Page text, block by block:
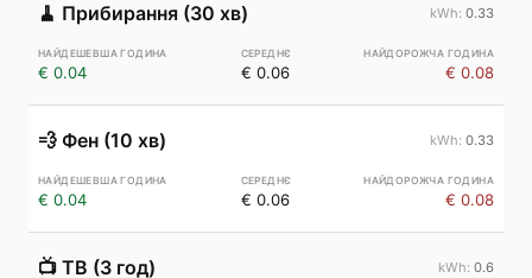
🧹 Прибирання (30 хв) 0.33
€ 0.04 € 0.06 € 0.08
💨 Фен (10 хв) 0.33
€ 0.04 € 0.06 € 0.08
📺 ТВ (3 год) 0.6